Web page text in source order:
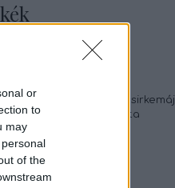
or
to
may
of the
tekert aszaltszilvás csirkemáj
zabpelyhes palacsinta
rácsos süti
grízgaluskával
gombapörkölt rizzsel